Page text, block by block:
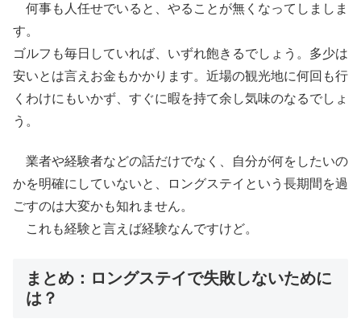
何事も人任せでいると、やることが無くなってしましま
す。
ゴルフも毎日していれば、いずれ飽きるでしょう。多少は
安いとは言えお金もかかります。近場の観光地に何回も行
くわけにもいかず、すぐに暇を持て余し気味のなるでしょ
う。
業者や経験者などの話だけでなく、自分が何をしたいの
かを明確にしていないと、ロングステイという長期間を過
ごすのは大変かも知れません。
これも経験と言えば経験なんですけど。
まとめ：ロングステイで失敗しないために
は？